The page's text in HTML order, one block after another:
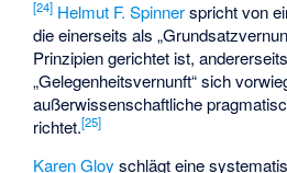
[24] Helmut F. Spinnerspricht von
die einerseits als
Prinzipien gerichtet ist,
„Gelegenheitsvernunft“ sich
außerwissenschaftliche
richtet.[25]
Karen Gloy schlägt eine